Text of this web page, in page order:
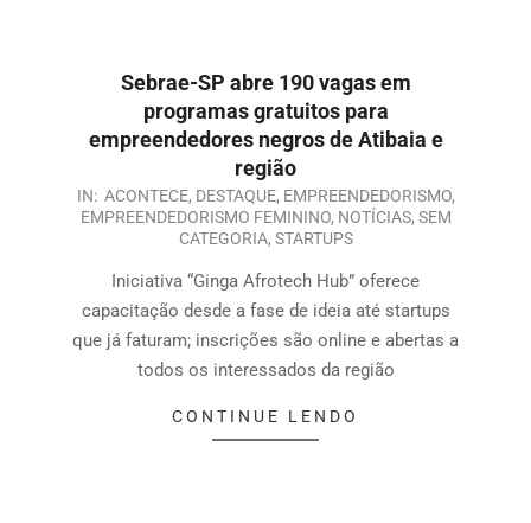
Sebrae-SP abre 190 vagas em
programas gratuitos para
empreendedores negros de Atibaia e
região
IN: ACONTECE, DESTAQUE, EMPREENDEDORISMO,
EMPREENDEDORISMO FEMININO, NOTÍCIAS, SEM
CATEGORIA, STARTUPS
Iniciativa “Ginga Afrotech Hub” oferece
capacitação desde a fase de ideia até startups
que já faturam; inscrições são online e abertas a
todos os interessados da região
CONTINUE LENDO